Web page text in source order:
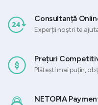
Consultanță
Experții noștri te
Prețuri
Plătești mai puțin,
NETOPIA